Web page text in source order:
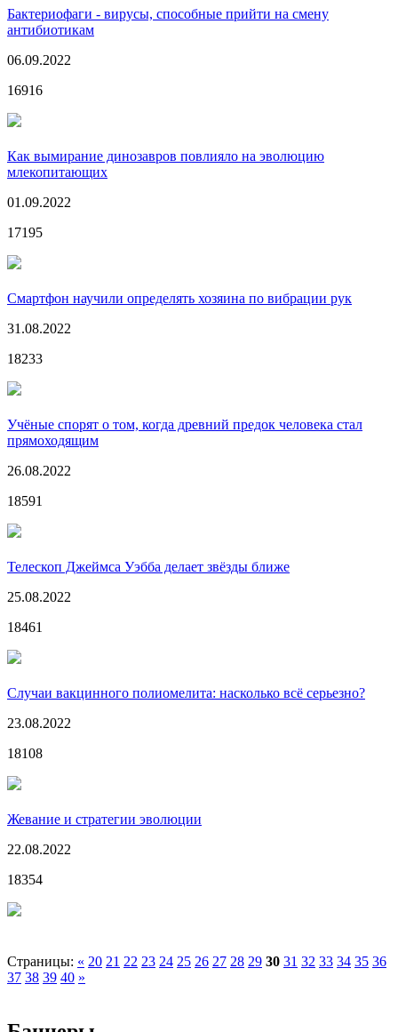
Бактериофаги - вирусы, способные прийти на смену
антибиотикам
06.09.2022
16916
Как вымирание динозавров повлияло на эволюцию
млекопитающих
01.09.2022
17195
Смартфон научили определять хозяина по вибрации рук
31.08.2022
18233
Учёные спорят о том, когда древний предок человека стал
прямоходящим
26.08.2022
18591
Телескоп Джеймса Уэбба делает звёзды ближе
25.08.2022
18461
Случаи вакцинного полиомелита: насколько всё серьезно?
23.08.2022
18108
Жевание и стратегии эволюции
22.08.2022
18354
Страницы: « 20 21 22 23 24 25 26 27 28 29 30 31 32 33 34 35 36
37 38 39 40 »